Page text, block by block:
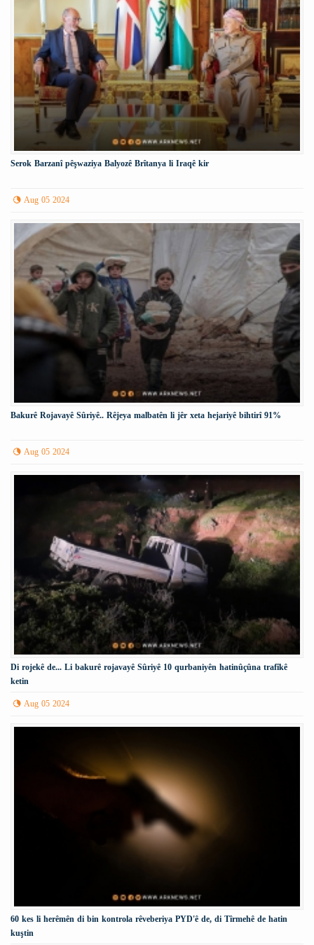
Serok Barzanî pêşwaziya Balyozê Brîtanya li Iraqê kir
Aug 05 2024
Bakurê Rojavayê Sûriyê.. Rêjeya malbatên li jêr xeta hejariyê bihtirî 91%
Aug 05 2024
Di rojekê de... Li bakurê rojavayê Sûriyê 10 qurbaniyên hatinûçûna trafîkê
ketin
Aug 05 2024
60 kes li herêmên di bin kontrola rêveberiya PYD'ê de, di Tîrmehê de hatin
kuştin